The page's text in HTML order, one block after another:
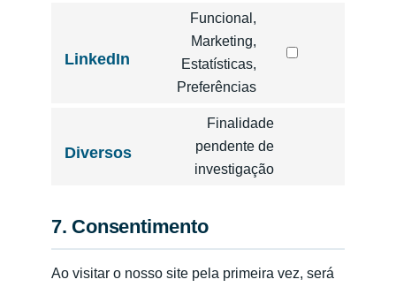
LinkedIn
Funcional,
Marketing,
Estatísticas,
Preferências
Diversos
Finalidade
pendente de
investigação
7. Consentimento
Ao visitar o nosso site pela primeira vez, será